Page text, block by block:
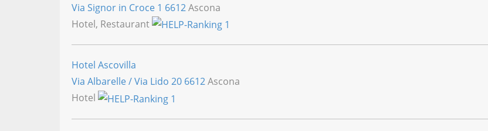
Via Signor in Croce 1 6612Ascona
Hotel, Restaurant
Hotel Ascovilla
Via Albarelle / Via Lido 20 6612Ascona
Hotel